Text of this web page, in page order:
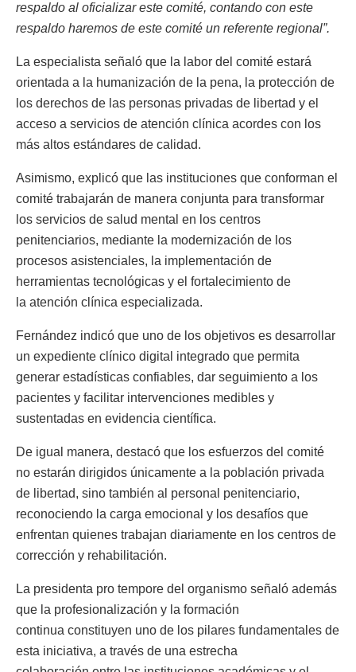
respaldo al oficializar este comité, contando con este
respaldo haremos de este comité un referente regional”.
La especialista señaló que la labor del comité estará
orientada a la humanización de la pena, la protección de
los derechos de las personas privadas de libertad y el
acceso a servicios de atención clínica acordes con los
más altos estándares de calidad.
Asimismo, explicó que las instituciones que conforman el
comité trabajarán de manera conjunta para transformar
los servicios de salud mental en los centros
penitenciarios, mediante la modernización de los
procesos asistenciales, la implementación de
herramientas tecnológicas y el fortalecimiento de
la atención clínica especializada.
Fernández indicó que uno de los objetivos es desarrollar
un expediente clínico digital integrado que permita
generar estadísticas confiables, dar seguimiento a los
pacientes y facilitar intervenciones medibles y
sustentadas en evidencia científica.
De igual manera, destacó que los esfuerzos del comité
no estarán dirigidos únicamente a la población privada
de libertad, sino también al personal penitenciario,
reconociendo la carga emocional y los desafíos que
enfrentan quienes trabajan diariamente en los centros de
corrección y rehabilitación.
La presidenta pro tempore del organismo señaló además
que la profesionalización y la formación
continua constituyen uno de los pilares fundamentales de
esta iniciativa, a través de una estrecha